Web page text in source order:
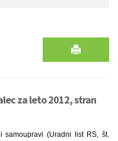
za leto 2012, stran
samoupravi (Uradni list RS, št.